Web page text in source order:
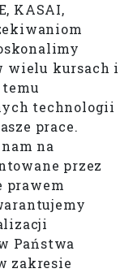
KASAI,
wielu kursach i
technologii
prace.
na
przez
prawem
Państwa
zakresie